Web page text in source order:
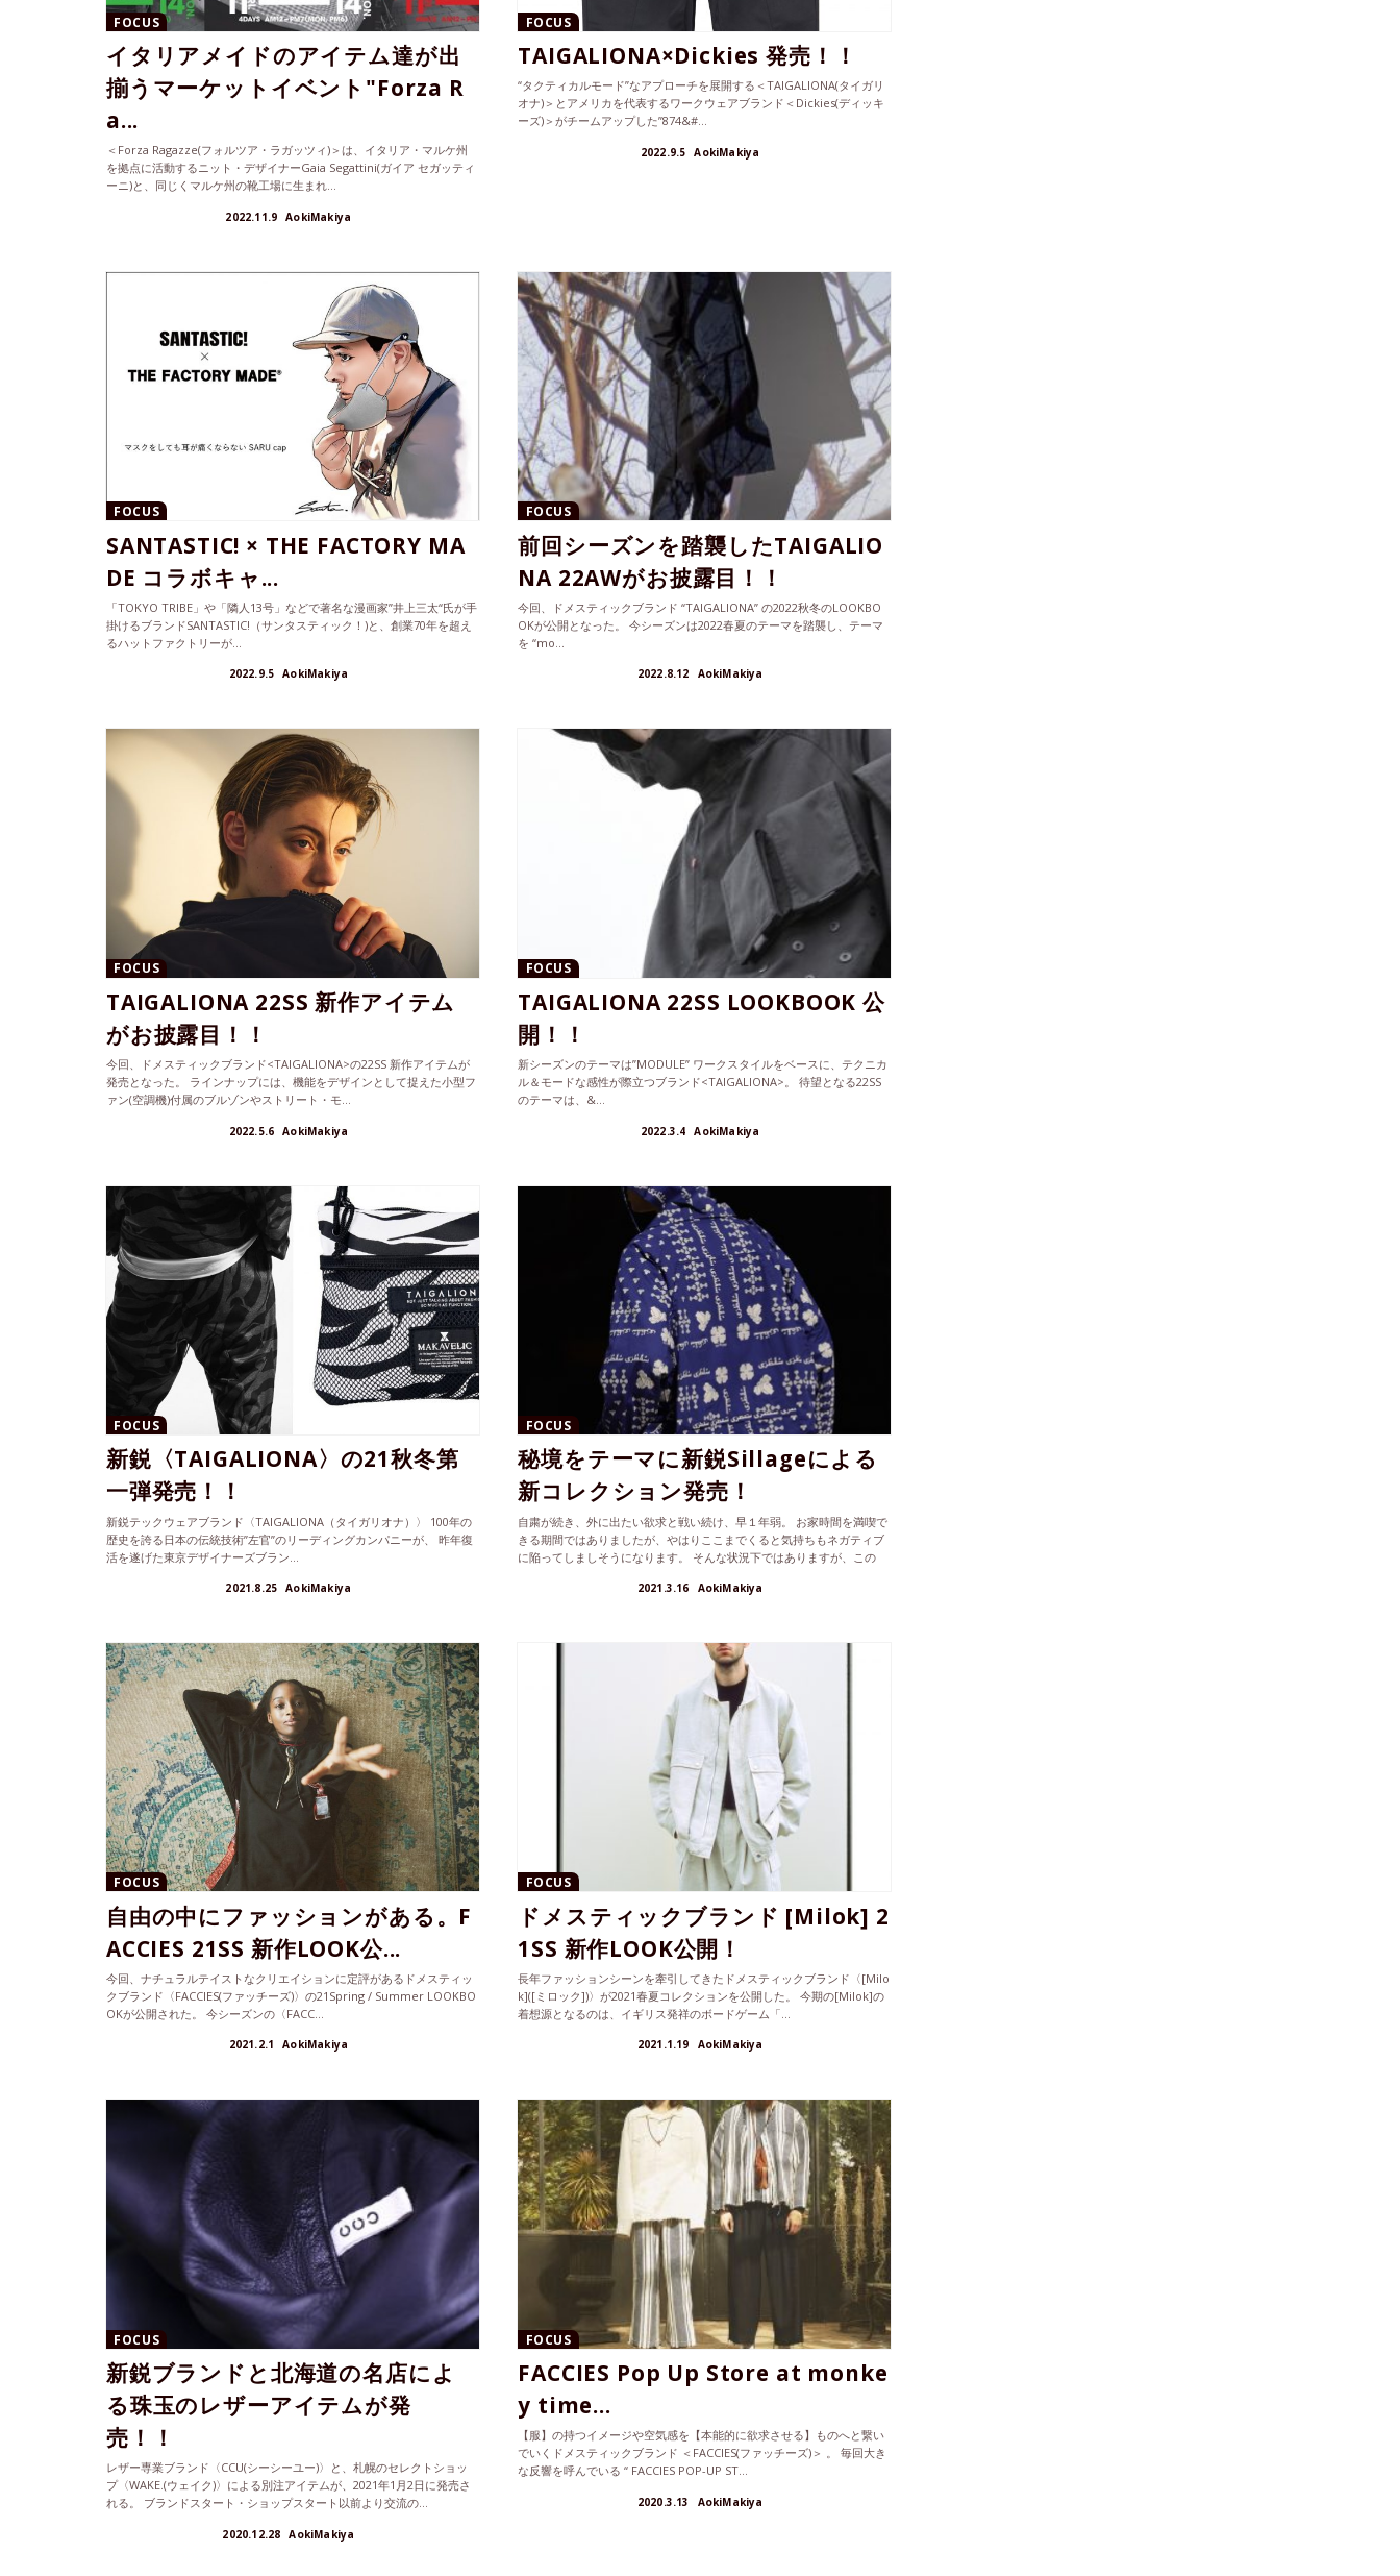
FOCUS
イタリアメイドのアイテム達が出
揃うマーケットイベント"Forza R
a...
＜Forza Ragazze(フォルツア・ラガッツィ)＞は、イタリア・マルケ州
を拠点に活動するニット・デザイナーGaia Segattini(ガイア セガッティ
ーニ)と、同じくマルケ州の靴工場に生まれ...
2022.11.9 AokiMakiya
FOCUS
TAIGALIONA×Dickies 発売！！
“タクティカルモード”なアプローチを展開する＜TAIGALIONA(タイガリ
オナ)＞とアメリカを代表するワークウェアブランド＜Dickies(ディッキ
ーズ)＞がチームアップした”874&#...
2022.9.5 AokiMakiya
FOCUS
SANTASTIC! × THE FACTORY MA
DE コラボキャ...
「TOKYO TRIBE」や「隣人13号」などで著名な漫画家”井上三太“氏が手
掛けるブランドSANTASTIC!（サンタスティック！)と、創業70年を超え
るハットファクトリーが...
2022.9.5 AokiMakiya
FOCUS
前回シーズンを踏襲したTAIGALIO
NA 22AWがお披露目！！
今回、ドメスティックブランド “TAIGALIONA” の2022秋冬のLOOKBO
OKが公開となった。 今シーズンは2022春夏のテーマを踏襲し、テーマ
を “mo...
2022.8.12 AokiMakiya
FOCUS
TAIGALIONA 22SS 新作アイテム
がお披露目！！
今回、ドメスティックブランド<TAIGALIONA>の22SS 新作アイテムが
発売となった。 ラインナップには、機能をデザインとして捉えた小型フ
ァン(空調機)付属のブルゾンやストリート・モ...
2022.5.6 AokiMakiya
FOCUS
TAIGALIONA 22SS LOOKBOOK 公
開！！
新シーズンのテーマは”MODULE” ワークスタイルをベースに、テクニカ
ル＆モードな感性が際立つブランド<TAIGALIONA>。 待望となる22SS
のテーマは、&...
2022.3.4 AokiMakiya
FOCUS
新鋭〈TAIGALIONA〉の21秋冬第
一弾発売！！
新鋭テックウェアブランド〈TAIGALIONA（タイガリオナ）〉 100年の
歴史を誇る日本の伝統技術”左官”のリーディングカンパニーが、 昨年復
活を遂げた東京デザイナーズブラン...
2021.8.25 AokiMakiya
FOCUS
秘境をテーマに新鋭Sillageによる
新コレクション発売！
自粛が続き、外に出たい欲求と戦い続け、早１年弱。 お家時間を満喫で
きる期間ではありましたが、やはりここまでくると気持ちもネガティブ
に陥ってしましそうになります。 そんな状況下ではありますが、この
2021.3.16 AokiMakiya
FOCUS
自由の中にファッションがある。F
ACCIES 21SS 新作LOOK公...
今回、ナチュラルテイストなクリエイションに定評があるドメスティッ
クブランド〈FACCIES(ファッチーズ)〉の21Spring / Summer LOOKBO
OKが公開された。 今シーズンの〈FACC...
2021.2.1 AokiMakiya
FOCUS
ドメスティックブランド [Milok] 2
1SS 新作LOOK公開！
長年ファッションシーンを牽引してきたドメスティックブランド〈[Milo
k]([ミロック])〉が2021春夏コレクションを公開した。 今期の[Milok]の
着想源となるのは、イギリス発祥のボードゲーム「...
2021.1.19 AokiMakiya
FOCUS
新鋭ブランドと北海道の名店によ
る珠玉のレザーアイテムが発
売！！
レザー専業ブランド〈CCU(シーシーユー)〉と、札幌のセレクトショッ
プ〈WAKE.(ウェイク)〉による別注アイテムが、2021年1月2日に発売さ
れる。 ブランドスタート・ショップスタート以前より交流の...
2020.12.28 AokiMakiya
FOCUS
FACCIES Pop Up Store at monke
y time...
【服】の持つイメージや空気感を【本能的に欲求させる】ものへと繋い
でいくドメスティックブランド ＜FACCIES(ファッチーズ)＞ 。 毎回大き
な反響を呼んでいる “ FACCIES POP-UP ST...
2020.3.13 AokiMakiya